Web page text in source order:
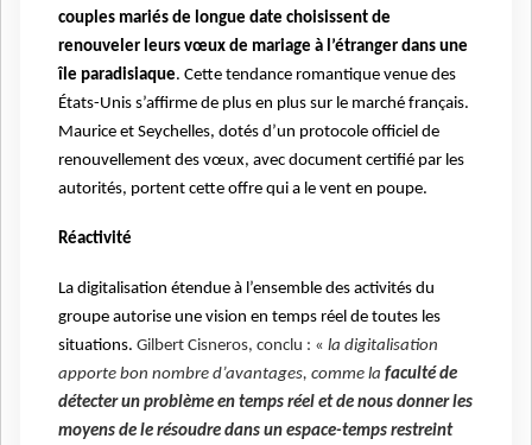
couples mariés de longue date choisissent de
renouveler leurs vœux de mariage à l’étranger dans une
île paradisiaque. Cette tendance romantique venue des
États-Unis s’affirme de plus en plus sur le marché français.
Maurice et Seychelles, dotés d’un protocole officiel de
renouvellement des vœux, avec document certifié par les
autorités, portent cette offre qui a le vent en poupe.
Réactivité
La digitalisation étendue à l’ensemble des activités du
groupe autorise une vision en temps réel de toutes les
situations. Gilbert Cisneros, conclu : « la digitalisation
apporte bon nombre d’avantages, comme la faculté de
détecter un problème en temps réel et de nous donner les
moyens de le résoudre dans un espace-temps restreint